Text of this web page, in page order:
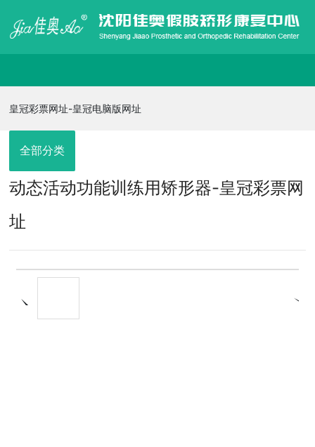
皇冠彩票网址-皇冠电脑版网址
走进佳奥
皇冠电脑版网址的产品展示
在线招聘
请你留言
皇冠彩票网址-皇冠电脑版网址
全部分类
动态活动功能训练用矫形器-皇冠彩票网
址